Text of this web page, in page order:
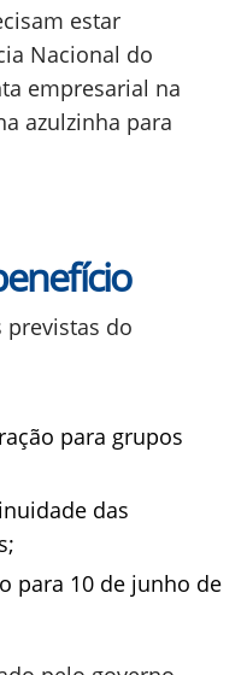
estar
Nacional do
empresarial na
azulzinha para
previstas do
para grupos
das
para 10 de junho de